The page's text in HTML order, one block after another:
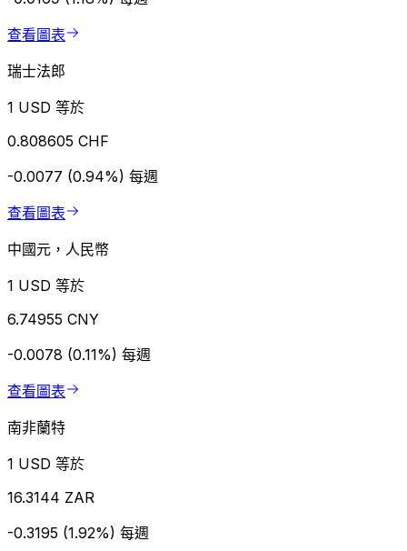
查看圖表
瑞士法郎
1 USD 等於
0.808605 CHF
-0.0077 (0.94%) 每週
查看圖表
中國元，人民幣
1 USD 等於
6.74955 CNY
-0.0078 (0.11%) 每週
查看圖表
南非蘭特
1 USD 等於
16.3144 ZAR
-0.3195 (1.92%) 每週